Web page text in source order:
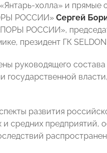
холла» и прямые
РОССИИ» Сергей
РОССИИ»,
президент ГК SELDON
руководящего
развития
средних предприятий,